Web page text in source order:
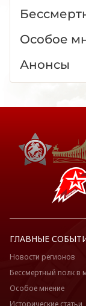
Особое
Анонсы
ГЛАВНЫЕ
Новости регионов
Бессмертный полк в
Особое мнение
Исторические статьи